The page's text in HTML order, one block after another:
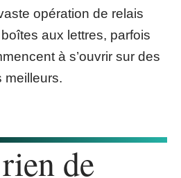
opération de relais
aux lettres, parfois
à s’ouvrir sur des
meilleurs.
de